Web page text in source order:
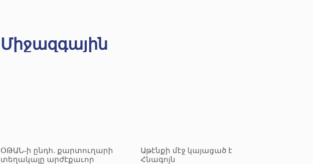
Միջազգային
ՕԹԱՆ-ի ընդհ. քարտուղարի
տեղակալը արժէքաւոր
Աթէնքի մէջ կայացած է
Հնագոյն